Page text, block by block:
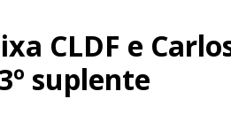
CLDF e
suplente